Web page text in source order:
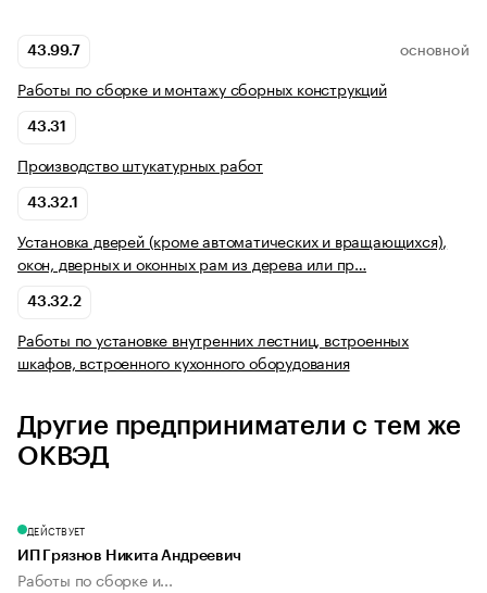
43.99.7 ОСНОВНОЙ
Работы по сборке и монтажу сборных конструкций
43.31
Производство штукатурных работ
43.32.1
Установка дверей (кроме автоматических и вращающихся),
окон, дверных и оконных рам из дерева или пр…
43.32.2
Работы по установке внутренних лестниц, встроенных
шкафов, встроенного кухонного оборудования
Другие предприниматели с тем же
ОКВЭД
ДЕЙСТВУЕТ
ИП Грязнов Никита Андреевич
Работы по сборке и...